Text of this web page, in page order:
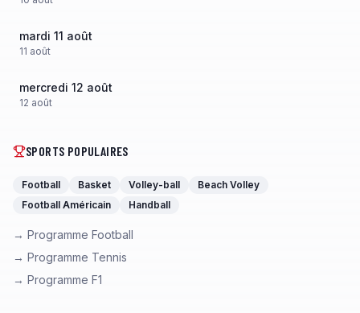
mardi 11 août
11 août
mercredi 12 août
12 août
SPORTS POPULAIRES
Football Basket Volley-ball
Beach Volley
Football Américain
Handball
→ Programme Football
→ Programme Tennis
→ Programme F1